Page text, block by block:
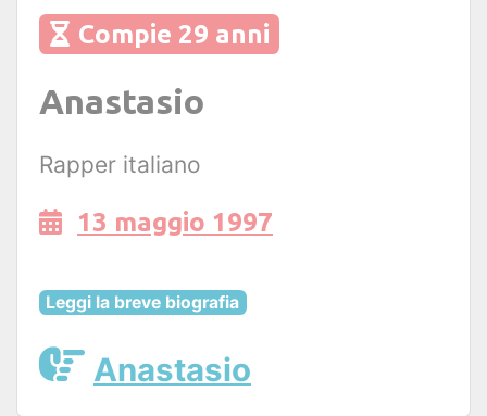
Compie 29 anni
Anastasio
Rapper italiano
13 maggio 1997
Leggi la breve biografia
Anastasio